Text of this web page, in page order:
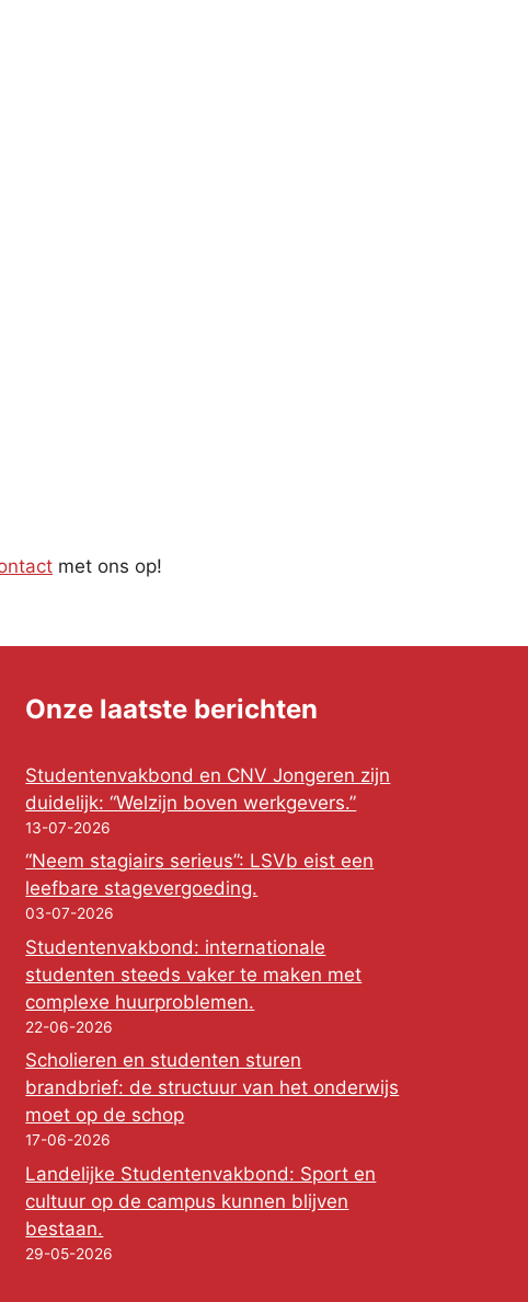
met ons op!
Onze laatste berichten
Studentenvakbond en CNV Jongeren zijn
duidelijk: “Welzijn boven werkgevers.”
13-07-2026
“Neem stagiairs serieus”: LSVb eist een
leefbare stagevergoeding.
03-07-2026
Studentenvakbond: internationale
studenten steeds vaker te maken met
complexe huurproblemen.
22-06-2026
Scholieren en studenten sturen
brandbrief: de structuur van het onderwijs
moet op de schop
17-06-2026
Landelijke Studentenvakbond: Sport en
cultuur op de campus kunnen blijven
bestaan.
29-05-2026